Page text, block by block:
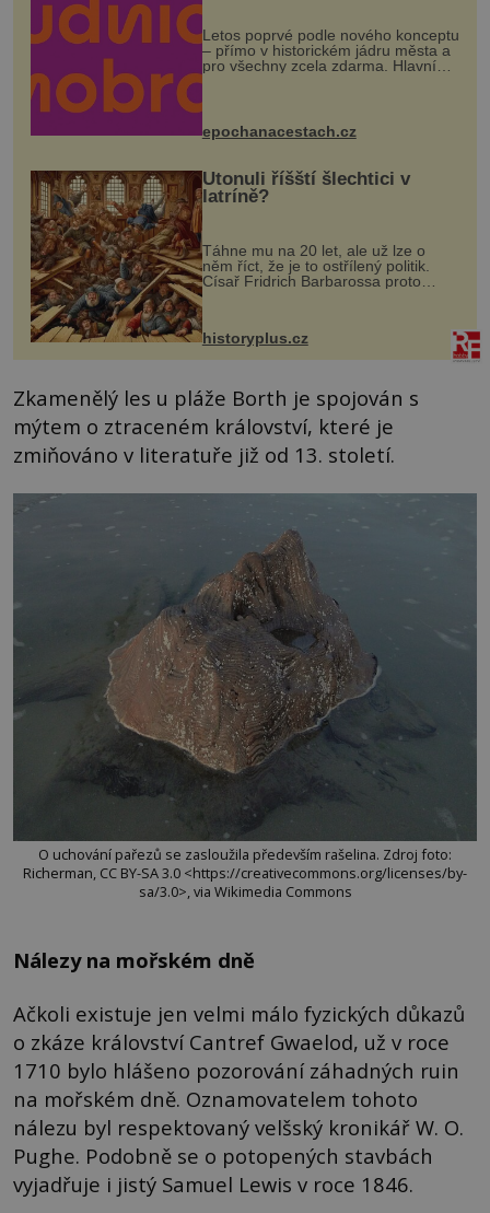
Letos poprvé podle nového konceptu
– přímo v historickém jádru města a
pro všechny zcela zdarma. Hlavní
program se odehraje na Karlově a
mohou těšit na víno, burčák, pes...
epochanacestach.cz
Utonuli říšští šlechtici v
latríně?
Táhne mu na 20 let, ale už lze o
něm říct, že je to ostřílený politik.
Císař Fridrich Barbarossa proto
posílá svého syna a dědice Jindřicha
VI. do Erfurtu, aby se stal
prostředníkem při řešení sporu m...
historyplus.cz
Zkamenělý les u pláže Borth je spojován s
mýtem o ztraceném království, které je
zmiňováno v literatuře již od 13. století.
O uchování pařezů se zasloužila především rašelina. Zdroj foto:
Richerman, CC BY-SA 3.0 <https://creativecommons.org/licenses/by-
sa/3.0>, via Wikimedia Commons
Nálezy na mořském dně
Ačkoli existuje jen velmi málo fyzických důkazů
o zkáze království Cantref Gwaelod, už v roce
1710 bylo hlášeno pozorování záhadných ruin
na mořském dně. Oznamovatelem tohoto
nálezu byl respektovaný velšský kronikář W. O.
Pughe. Podobně se o potopených stavbách
vyjadřuje i jistý Samuel Lewis v roce 1846.